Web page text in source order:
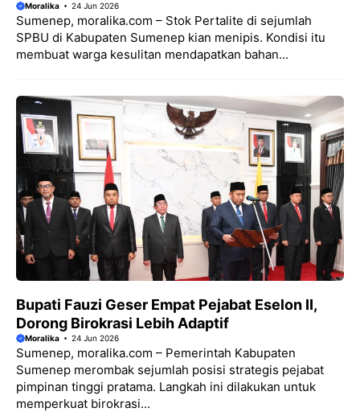
Moralika 24 Jun 2026
Sumenep, moralika.com – Stok Pertalite di sejumlah
SPBU di Kabupaten Sumenep kian menipis. Kondisi itu
membuat warga kesulitan mendapatkan bahan...
Bupati Fauzi Geser Empat Pejabat Eselon II,
Dorong Birokrasi Lebih Adaptif
Moralika 24 Jun 2026
Sumenep, moralika.com – Pemerintah Kabupaten
Sumenep merombak sejumlah posisi strategis pejabat
pimpinan tinggi pratama. Langkah ini dilakukan untuk
memperkuat birokrasi...